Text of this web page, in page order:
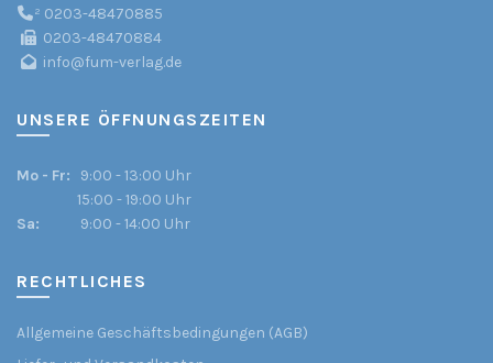
² 0203-48470885
0203-48470884
info@fum-verlag.de
UNSERE ÖFFNUNGSZEITEN
Mo - Fr:
9:00 - 13:00 Uhr
15:00 - 19:00 Uhr
Sa:
9:00 - 14:00 Uhr
RECHTLICHES
Allgemeine Geschäftsbedingungen (AGB)